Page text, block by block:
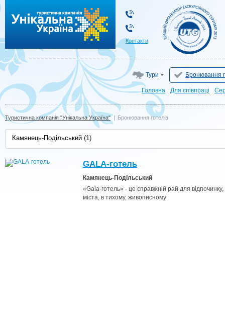
Контакти
Тури Бронювання
Головна Для cпівпраці
Туристична компанія "Унікальна Україна" | Бронювання готелів
Камянець-Подільський (1)
GALA-готель
Камянець-Подільський
«Gala-готель» - це справжній рай для
міста, в тихому, живописному